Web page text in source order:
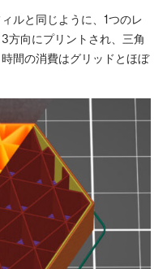
ルと同じように、1つのレ
方向にプリントされ、三角
間の消費はグリッドとほぼ